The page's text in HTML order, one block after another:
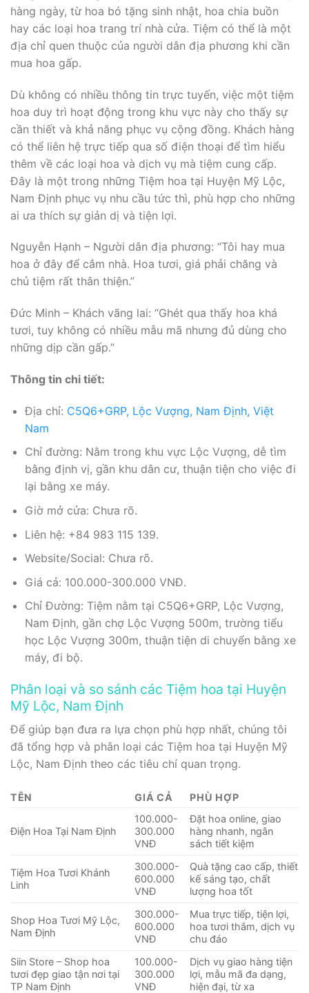
hàng ngày, từ hoa bó tặng sinh nhật, hoa chia buồn
hay các loại hoa trang trí nhà cửa. Tiệm có thể là một
địa chỉ quen thuộc của người dân địa phương khi cần
mua hoa gấp.
Dù không có nhiều thông tin trực tuyến, việc một tiệm
hoa duy trì hoạt động trong khu vực này cho thấy sự
cần thiết và khả năng phục vụ cộng đồng. Khách hàng
có thể liên hệ trực tiếp qua số điện thoại để tìm hiểu
thêm về các loại hoa và dịch vụ mà tiệm cung cấp.
Đây là một trong những Tiệm hoa tại Huyện Mỹ Lộc,
Nam Định phục vụ nhu cầu tức thì, phù hợp cho những
ai ưa thích sự giản dị và tiện lợi.
Nguyễn Hạnh – Người dân địa phương: “Tôi hay mua
hoa ở đây để cắm nhà. Hoa tươi, giá phải chăng và
chủ tiệm rất thân thiện.”
Đức Minh – Khách vãng lai: “Ghét qua thấy hoa khá
tươi, tuy không có nhiều mẫu mã nhưng đủ dùng cho
những dịp cần gấp.”
Thông tin chi tiết:
Địa chỉ: C5Q6+GRP, Lộc Vượng, Nam Định, Việt
Nam
Chỉ đường: Nằm trong khu vực Lộc Vượng, dễ tìm
bằng định vị, gần khu dân cư, thuận tiện cho việc đi
lại bằng xe máy.
Giờ mở cửa: Chưa rõ.
Liên hệ: +84 983 115 139.
Website/Social: Chưa rõ.
Giá cả: 100.000-300.000 VNĐ.
Chỉ Đường: Tiệm nằm tại C5Q6+GRP, Lộc Vượng,
Nam Định, gần chợ Lộc Vượng 500m, trường tiểu
học Lộc Vượng 300m, thuận tiện di chuyển bằng xe
máy, đi bộ.
Phân loại và so sánh các Tiệm hoa tại Huyện
Mỹ Lộc, Nam Định
Để giúp bạn đưa ra lựa chọn phù hợp nhất, chúng tôi
đã tổng hợp và phân loại các Tiệm hoa tại Huyện Mỹ
Lộc, Nam Định theo các tiêu chí quan trọng.
TÊN GIÁ CẢ PHÙ HỢP
Điện Hoa Tại Nam Định
100.000-
300.000
VNĐ
Đặt hoa online, giao
hàng nhanh, ngân
sách tiết kiệm
Tiệm Hoa Tươi Khánh
Linh
300.000-
600.000
VNĐ
Quà tặng cao cấp, thiết
kế sáng tạo, chất
lượng hoa tốt
Shop Hoa Tươi Mỹ Lộc,
Nam Định
300.000-
600.000
VNĐ
Mua trực tiếp, tiện lợi,
hoa tươi thắm, dịch vụ
chu đáo
Siin Store – Shop hoa
tươi đẹp giao tận nơi tại
TP Nam Định
100.000-
300.000
VNĐ
Dịch vụ giao hàng tiện
lợi, mẫu mã đa dạng,
hiện đại, từ xa